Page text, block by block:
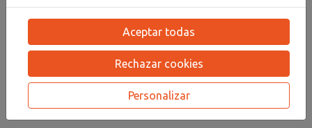
Opiniones
¡Este producto no tiene descripción!
RELACIONADOS
Aceptar todas
Rechazar cookies
Personalizar